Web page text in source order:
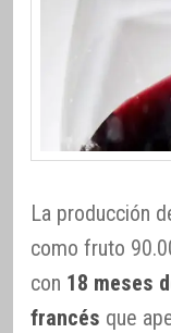
La producción
como fruto
con 18 meses
francés que